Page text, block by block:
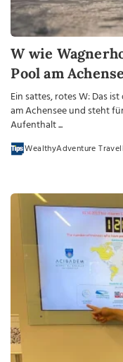
W wie
Pool am
Ein sattes, rotes W: Das
am Achensee und steht
Aufenthalt ...
WealthyAdventure